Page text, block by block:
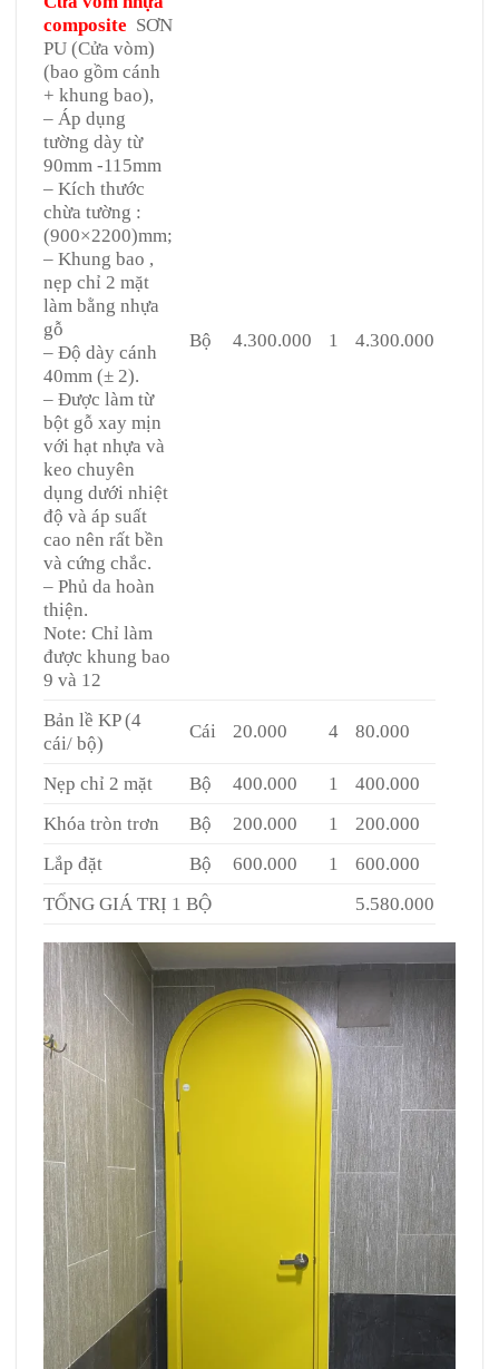
composite SƠN
PU (Cửa vòm)
(bao gồm cánh
+ khung bao),
– Áp dụng
tường dày từ
90mm -115mm
– Kích thước
chừa tường :
(900×2200)mm;
– Khung bao ,
nẹp chỉ 2 mặt
làm bằng nhựa
gỗ
– Độ dày cánh
40mm (± 2).
– Được làm từ
bột gỗ xay mịn
với hạt nhựa và
keo chuyên
dụng dưới nhiệt
độ và áp suất
cao nên rất bền
và cứng chắc.
– Phủ da hoàn
thiện.
Note: Chỉ làm
được khung bao
9 và 12
Bộ 4.300.000 1 4.300.000
Bản lề KP (4
cái/ bộ)
Cái 20.000 4 80.000
Nẹp chỉ 2 mặt Bộ 400.000 1
400.000
Khóa tròn trơn
Bộ 200.000 1
200.000
Lắp đặt
Bộ 600.000 1
600.000
TỔNG GIÁ TRỊ 1 BỘ
5.580.000